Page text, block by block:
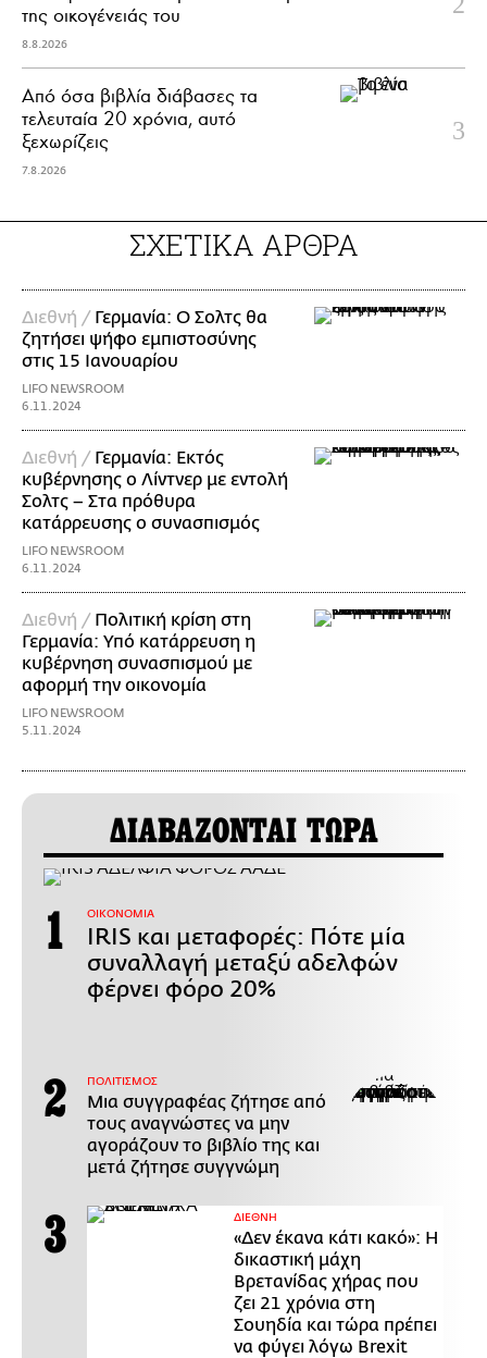
της οικογένειάς του
8.8.2026
Από όσα βιβλία διάβασες τα
τελευταία 20 χρόνια, αυτό
ξεχωρίζεις
7.8.2026
ΣΧΕΤΙΚΑ ΑΡΘΡΑ
Διεθνή / Γερμανία: Ο Σολτς θα
ζητήσει ψήφο εμπιστοσύνης
στις 15 Ιανουαρίου
LIFO NEWSROOM
6.11.2024
Διεθνή / Γερμανία: Εκτός
κυβέρνησης ο Λίντνερ με εντολή
Σολτς – Στα πρόθυρα
κατάρρευσης ο συνασπισμός
LIFO NEWSROOM
6.11.2024
Διεθνή / Πολιτική κρίση στη
Γερμανία: Υπό κατάρρευση η
κυβέρνηση συνασπισμού με
αφορμή την οικονομία
LIFO NEWSROOM
5.11.2024
ΔΙΑΒΑΖΟΝΤΑΙ ΤΩΡΑ
ΟΙΚΟΝΟΜΙΑ
IRIS και μεταφορές: Πότε μία
συναλλαγή μεταξύ αδελφών
φέρνει φόρο 20%
ΠΟΛΙΤΙΣΜΟΣ
Μια συγγραφέας ζήτησε από
τους αναγνώστες να μην
αγοράζουν το βιβλίο της και
μετά ζήτησε συγγνώμη
ΔΙΕΘΝΗ
«Δεν έκανα κάτι κακό»: Η
δικαστική μάχη
Βρετανίδας χήρας που
ζει 21 χρόνια στη
Σουηδία και τώρα πρέπει
να φύγει λόγω Brexit